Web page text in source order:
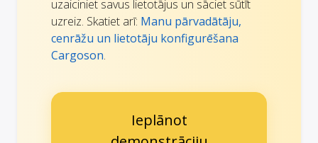
uzaiciniet savus lietotājus un sāciet sūtīt
uzreiz. Skatiet arī: Manu pārvadātāju,
cenrāžu un lietotāju konfigurēšana
Cargoson.
Ieplānot